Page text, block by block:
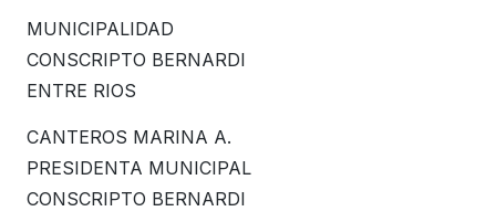
MUNICIPALIDAD
CONSCRIPTO BERNARDI
ENTRE RIOS
CANTEROS MARINA A.
PRESIDENTA MUNICIPAL
CONSCRIPTO BERNARDI